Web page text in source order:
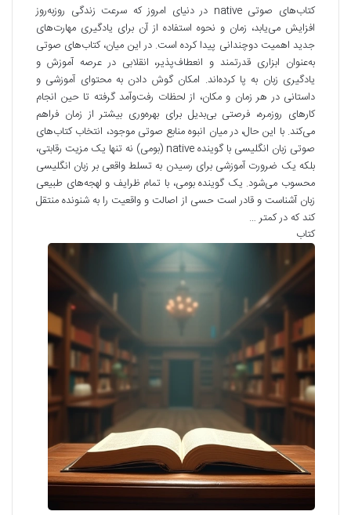
کتاب‌های صوتی native در دنیای امروز که سرعت زندگی روزبه‌روز
افزایش می‌یابد، زمان و نحوه استفاده از آن برای یادگیری مهارت‌های
جدید اهمیت دوچندانی پیدا کرده است. در این میان، کتاب‌های صوتی
به‌عنوان ابزاری قدرتمند و انعطاف‌پذیر، انقلابی در عرصه آموزش و
یادگیری زبان به پا کرده‌اند. امکان گوش دادن به محتوای آموزشی و
داستانی در هر زمان و مکان، از لحظات رفت‌وآمد گرفته تا حین انجام
کارهای روزمره، فرصتی بی‌بدیل برای بهره‌وری بیشتر از زمان فراهم
می‌کند. با این حال، در میان انبوه منابع صوتی موجود، انتخاب کتاب‌های
صوتی زبان انگلیسی با گوینده native (بومی) نه تنها یک مزیت رقابتی،
بلکه یک ضرورت آموزشی برای رسیدن به تسلط واقعی بر زبان انگلیسی
محسوب می‌شود. یک گوینده بومی، با تمام ظرایف و لهجه‌های طبیعی
زبان آشناست و قادر است حسی از اصالت و واقعیت را به شنونده منتقل
کند که در کمتر …
کتاب